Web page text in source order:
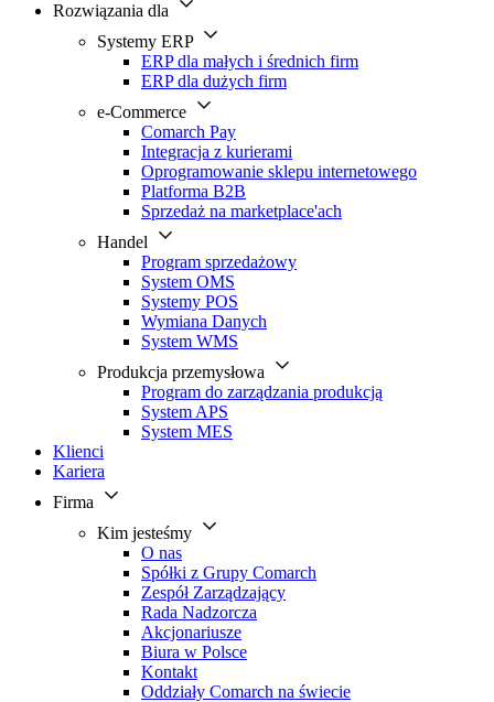
Rozwiązania dla
Systemy ERP
ERP dla małych i średnich firm
ERP dla dużych firm
e-Commerce
Comarch Pay
Integracja z kurierami
Oprogramowanie sklepu internetowego
Platforma B2B
Sprzedaż na marketplace'ach
Handel
Program sprzedażowy
System OMS
Systemy POS
Wymiana Danych
System WMS
Produkcja przemysłowa
Program do zarządzania produkcją
System APS
System MES
Klienci
Kariera
Firma
Kim jesteśmy
O nas
Spółki z Grupy Comarch
Zespół Zarządzający
Rada Nadzorcza
Akcjonariusze
Biura w Polsce
Kontakt
Oddziały Comarch na świecie